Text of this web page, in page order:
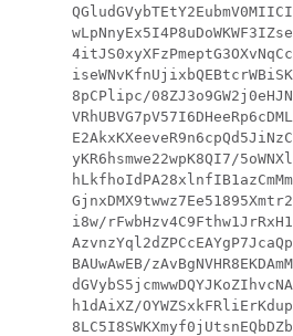
8pCPlipc/
yKR6hsmwe22wpK8QI7/
i8w/
BAUwAwEB/
h1dAiXZ/